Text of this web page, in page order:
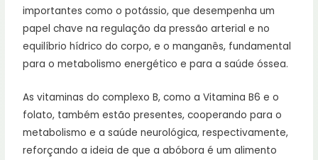
importantes como o potássio, que desempenha um
papel chave na regulação da pressão arterial e no
equilíbrio hídrico do corpo, e o manganês, fundamental
para o metabolismo energético e para a saúde óssea.
As vitaminas do complexo B, como a Vitamina B6 e o
folato, também estão presentes, cooperando para o
metabolismo e a saúde neurológica, respectivamente,
reforçando a ideia de que a abóbora é um alimento